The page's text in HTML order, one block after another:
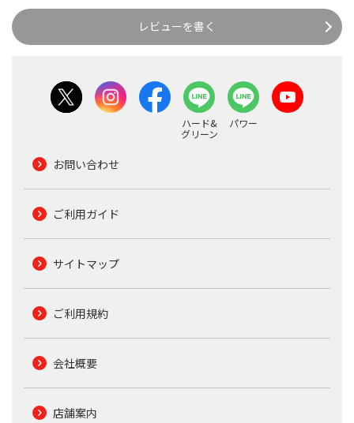
レビューを書く
ハード&
グリーン
パワー
お問い合わせ
ご利用ガイド
サイトマップ
ご利用規約
会社概要
店舗案内